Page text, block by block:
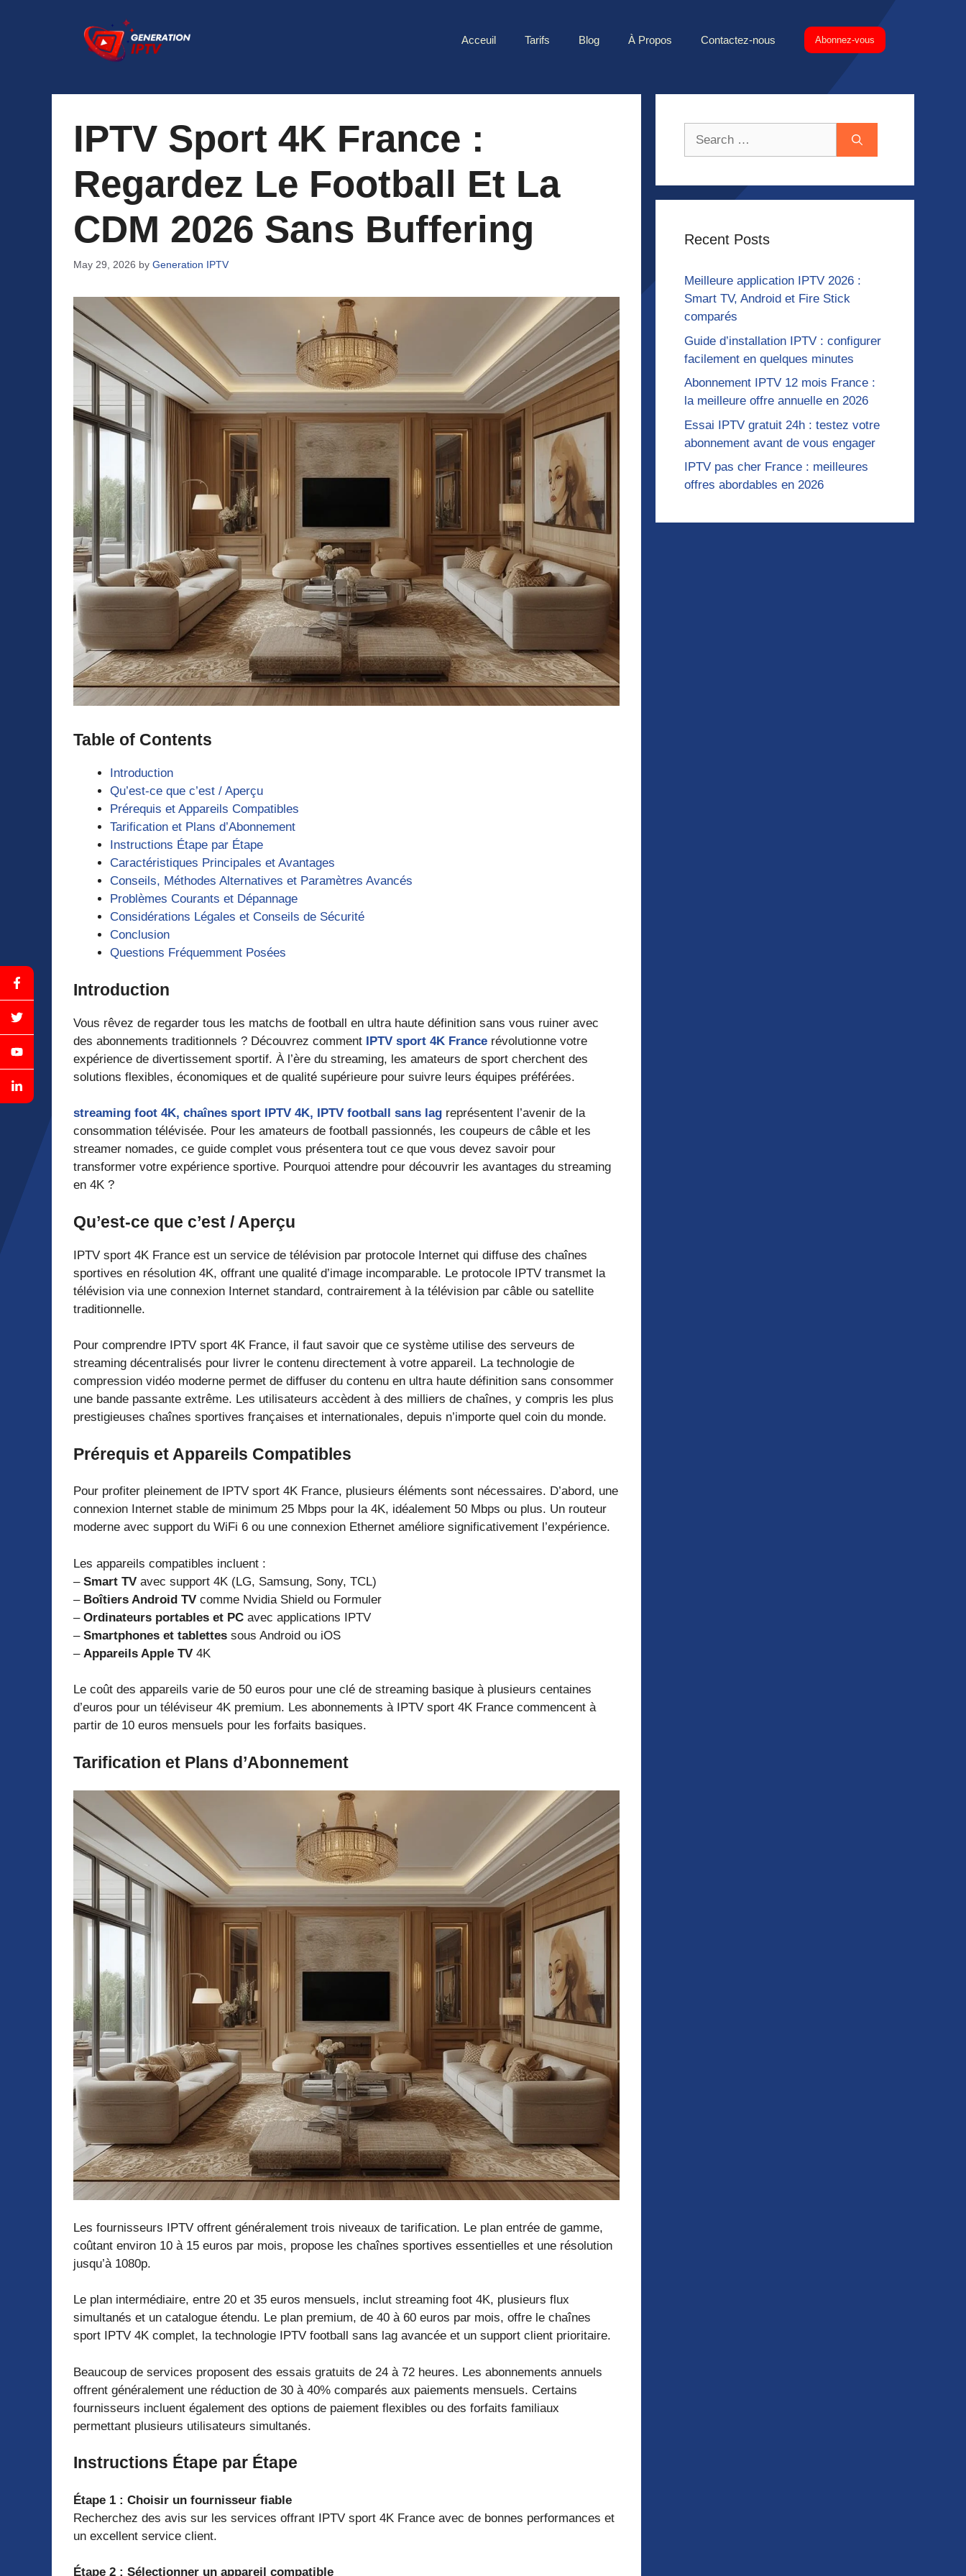
Acceuil Tarifs Blog À Propos Contactez-nous Abonnez-vous
IPTV Sport 4K France :
Regardez Le Football Et La
CDM 2026 Sans Buffering
May 29, 2026 by Generation IPTV
Table of Contents
Introduction
Qu’est-ce que c’est / Aperçu
Prérequis et Appareils Compatibles
Tarification et Plans d’Abonnement
Instructions Étape par Étape
Caractéristiques Principales et Avantages
Conseils, Méthodes Alternatives et Paramètres Avancés
Problèmes Courants et Dépannage
Considérations Légales et Conseils de Sécurité
Conclusion
Questions Fréquemment Posées
Introduction
Vous rêvez de regarder tous les matchs de football en ultra haute définition sans vous ruiner avec
des abonnements traditionnels ? Découvrez comment IPTV sport 4K France révolutionne votre
expérience de divertissement sportif. À l’ère du streaming, les amateurs de sport cherchent des
solutions flexibles, économiques et de qualité supérieure pour suivre leurs équipes préférées.
streaming foot 4K, chaînes sport IPTV 4K, IPTV football sans lag représentent l’avenir de la
consommation télévisée. Pour les amateurs de football passionnés, les coupeurs de câble et les
streamer nomades, ce guide complet vous présentera tout ce que vous devez savoir pour
transformer votre expérience sportive. Pourquoi attendre pour découvrir les avantages du streaming
en 4K ?
Qu’est-ce que c’est / Aperçu
IPTV sport 4K France est un service de télévision par protocole Internet qui diffuse des chaînes
sportives en résolution 4K, offrant une qualité d’image incomparable. Le protocole IPTV transmet la
télévision via une connexion Internet standard, contrairement à la télévision par câble ou satellite
traditionnelle.
Pour comprendre IPTV sport 4K France, il faut savoir que ce système utilise des serveurs de
streaming décentralisés pour livrer le contenu directement à votre appareil. La technologie de
compression vidéo moderne permet de diffuser du contenu en ultra haute définition sans consommer
une bande passante extrême. Les utilisateurs accèdent à des milliers de chaînes, y compris les plus
prestigieuses chaînes sportives françaises et internationales, depuis n’importe quel coin du monde.
Prérequis et Appareils Compatibles
Pour profiter pleinement de IPTV sport 4K France, plusieurs éléments sont nécessaires. D’abord, une
connexion Internet stable de minimum 25 Mbps pour la 4K, idéalement 50 Mbps ou plus. Un routeur
moderne avec support du WiFi 6 ou une connexion Ethernet améliore significativement l’expérience.
Les appareils compatibles incluent :
– Smart TV avec support 4K (LG, Samsung, Sony, TCL)
– Boîtiers Android TV comme Nvidia Shield ou Formuler
– Ordinateurs portables et PC avec applications IPTV
– Smartphones et tablettes sous Android ou iOS
– Appareils Apple TV 4K
Le coût des appareils varie de 50 euros pour une clé de streaming basique à plusieurs centaines
d’euros pour un téléviseur 4K premium. Les abonnements à IPTV sport 4K France commencent à
partir de 10 euros mensuels pour les forfaits basiques.
Tarification et Plans d’Abonnement
Les fournisseurs IPTV offrent généralement trois niveaux de tarification. Le plan entrée de gamme,
coûtant environ 10 à 15 euros par mois, propose les chaînes sportives essentielles et une résolution
jusqu’à 1080p.
Le plan intermédiaire, entre 20 et 35 euros mensuels, inclut streaming foot 4K, plusieurs flux
simultanés et un catalogue étendu. Le plan premium, de 40 à 60 euros par mois, offre le chaînes
sport IPTV 4K complet, la technologie IPTV football sans lag avancée et un support client prioritaire.
Beaucoup de services proposent des essais gratuits de 24 à 72 heures. Les abonnements annuels
offrent généralement une réduction de 30 à 40% comparés aux paiements mensuels. Certains
fournisseurs incluent également des options de paiement flexibles ou des forfaits familiaux
permettant plusieurs utilisateurs simultanés.
Instructions Étape par Étape
Étape 1 : Choisir un fournisseur fiable
Recherchez des avis sur les services offrant IPTV sport 4K France avec de bonnes performances et
un excellent service client.
Étape 2 : Sélectionner un appareil compatible
Recent Posts
Meilleure application IPTV 2026 :
Smart TV, Android et Fire Stick
comparés
Guide d’installation IPTV : configurer
facilement en quelques minutes
Abonnement IPTV 12 mois France :
la meilleure offre annuelle en 2026
Essai IPTV gratuit 24h : testez votre
abonnement avant de vous engager
IPTV pas cher France : meilleures
offres abordables en 2026